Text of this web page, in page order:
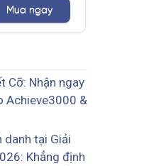
Mua ngay
Cỡ: Nhận ngay
Achieve3000 &
danh tại Giải
Khẳng định